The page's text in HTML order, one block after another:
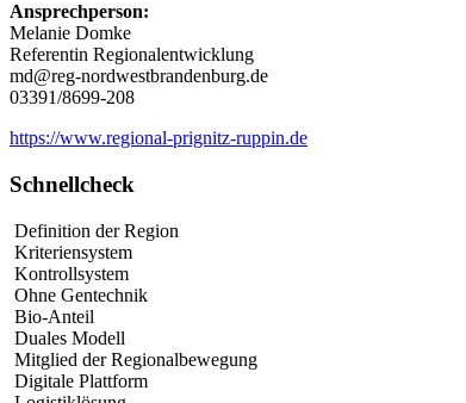
Ansprechperson:
Melanie Domke
Referentin Regionalentwicklung
md@reg-nordwestbrandenburg.de
03391/8699-208
https://www.regional-prignitz-ruppin.de
Schnellcheck
Definition der Region
Kriteriensystem
Kontrollsystem
Ohne Gentechnik
Bio-Anteil
Duales Modell
Mitglied der Regionalbewegung
Digitale Plattform